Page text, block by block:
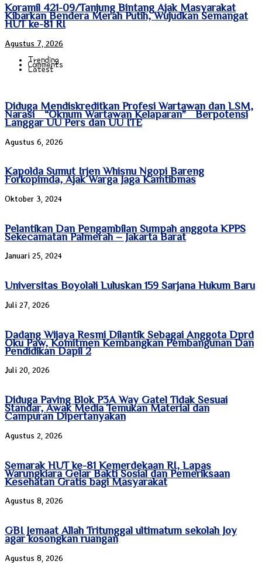
Koramil 421-09/Tanjung Bintang Ajak Masyarakat
Kibarkan Bendera Merah Putih, Wujudkan Semangat
HUT ke-81 RI
Agustus 7, 2026
Trending
Comments
Latest
Diduga Mendiskreditkan Profesi Wartawan dan LSM,
Narasi “Oknum Wartawan Kelaparan” Berpotensi
Langgar UU Pers dan UU ITE
Agustus 6, 2026
Kapolda Sumut Irjen Whisnu Ngopi Bareng
Forkopimda, Ajak Warga Jaga Kamtibmas
Oktober 3, 2024
Pelantikan Dan Pengambilan Sumpah anggota KPPS
Sekecamatan Palmerah – Jakarta Barat
Januari 25, 2024
Universitas Boyolali Luluskan 159 Sarjana Hukum Baru
Juli 27, 2026
Dadang Wijaya Resmi Dilantik Sebagai Anggota Dprd
Oku Paw, Komitmen Kembangkan Pembangunan Dan
Pendidikan Dapil 2
Juli 20, 2026
Diduga Paving Blok P3A Way Gatel Tidak Sesuai
Standar, Awak Media Temukan Material dan
Campuran Dipertanyakan
Agustus 2, 2026
Semarak HUT ke-81 Kemerdekaan RI, Lapas
Warungkiara Gelar Bakti Sosial dan Pemeriksaan
Kesehatan Gratis bagi Masyarakat
Agustus 8, 2026
GBI Jemaat Allah Tritunggal ultimatum sekolah Joy
agar kosongkan ruangan
Agustus 8, 2026